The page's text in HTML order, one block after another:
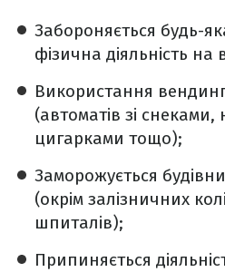
Забороняється будь-
фізична діяльність на
Використання
(автоматів зі
цигарками тощо);
Заморожується
(окрім залізничних
шпиталів);
Припиняється